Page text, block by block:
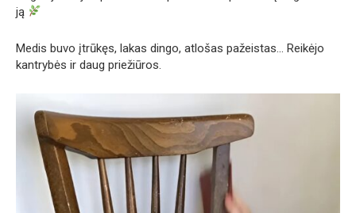
ją
Medis buvo įtrūkęs, lakas dingo, atlošas pažeistas… Reikėjo
kantrybės ir daug priežiūros.